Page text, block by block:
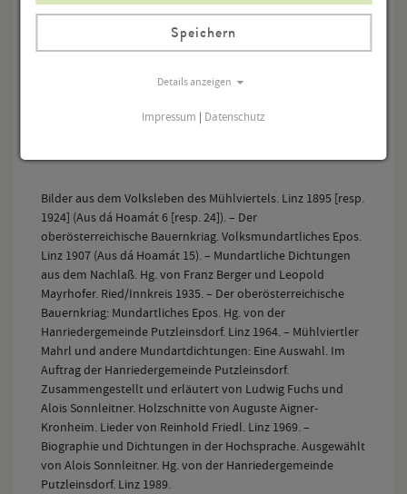
Bründl(1893).
Silvia Bengesser
Bilder aus dem Volksleben des Mühlviertels. Linz 1895 [resp.
1924] (Aus dá Hoamát 6 [resp. 24]). – Der
oberösterreichische Bauernkriag. Volksmundartliches Epos.
Linz 1907 (Aus dá Hoamát 15). – Mundartliche Dichtungen
aus dem Nachlaß. Hg. von Franz Berger und Leopold
Mayrhofer. Ried/Innkreis 1935. – Der oberösterreichische
Bauernkriag: Mundartliches Epos. Hg. von der
Hanriedergemeinde Putzleinsdorf. Linz 1964. – Mühlviertler
Mahrl und andere Mundartdichtungen: Eine Auswahl. Im
Auftrag der Hanriedergemeinde Putzleinsdorf.
Zusammengestellt und erläutert von Ludwig Fuchs und
Alois Sonnleitner. Holzschnitte von Auguste Aigner-
Kronheim. Lieder von Reinhold Friedl. Linz 1969. –
Biographie und Dichtungen in der Hochsprache. Ausgewählt
von Alois Sonnleitner. Hg. von der Hanriedergemeinde
Putzleinsdorf. Linz 1989.
Speichern
Details anzeigen
Impressum | Datenschutz